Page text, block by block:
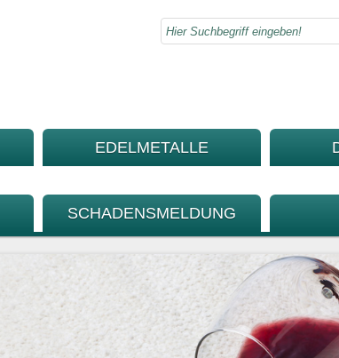
EDELMETALLE
SCHADENSMELDUNG